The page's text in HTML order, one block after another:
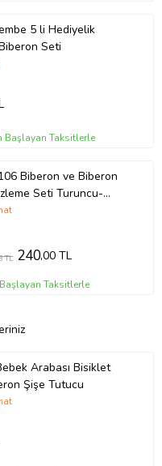
5 li Hediyelik
Seti
Başlayan Taksitlerle
Biberon ve Biberon
Seti Turuncu-
(Karışık)
TL 240,00 TL
Taksitlerle
Arabası Bisiklet
Şişe Tutucu